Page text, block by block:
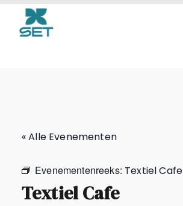
Textiel Cafe
« Alle Evenementen
Evenementenreeks: Textiel Cafe
Textiel Cafe